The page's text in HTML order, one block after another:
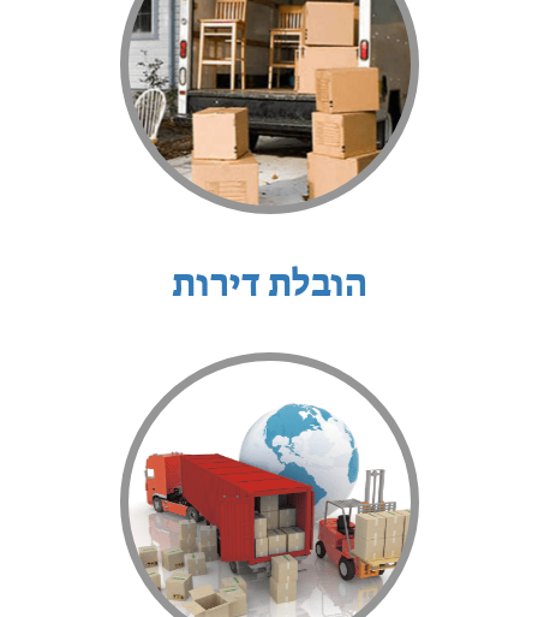
הובלת דירות